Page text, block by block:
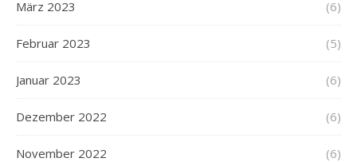
März 2023 (6)
Februar 2023 (5)
Januar 2023 (6)
Dezember 2022 (6)
November 2022 (6)